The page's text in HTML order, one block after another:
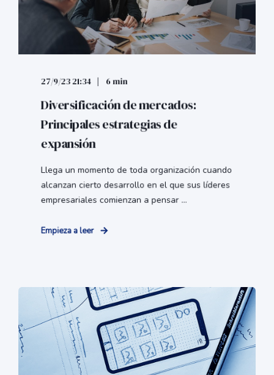
27/9/23 21:34 6 min
Diversificación de mercados:
Principales estrategias de
expansión
Llega un momento de toda organización cuando
alcanzan cierto desarrollo en el que sus líderes
empresariales comienzan a pensar ...
Empieza a leer